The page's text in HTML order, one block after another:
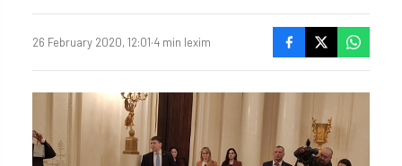
26 February 2020, 12:01·4 min lexim